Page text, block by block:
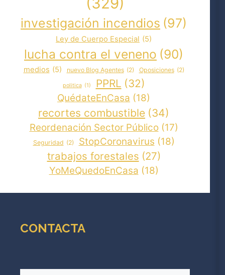
investigación incendios (97)
Ley de Cuerpo Especial (5)
lucha contra el veneno (90)
medios (5) nuevo Blog Agentes (2) Oposiciones (2)
politica (1) PPRL (32)
QuédateEnCasa (18)
recortes combustible (34)
Reordenación Sector Público (17)
Seguridad (2) StopCoronavirus (18)
trabajos forestales (27)
YoMeQuedoEnCasa (18)
CONTACTA